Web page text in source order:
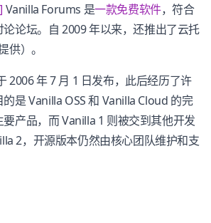
Vanilla Forums 是一款免费软件，符合
论坛。自 2009 年以来，还推出了云托
供）。
2006 年 7 月 1 日发布，此后经历了许
是 Vanilla OSS 和 Vanilla Cloud 的完
产品，而 Vanilla 1 则被交到其他开发
2，开源版本仍然由核心团队维护和支